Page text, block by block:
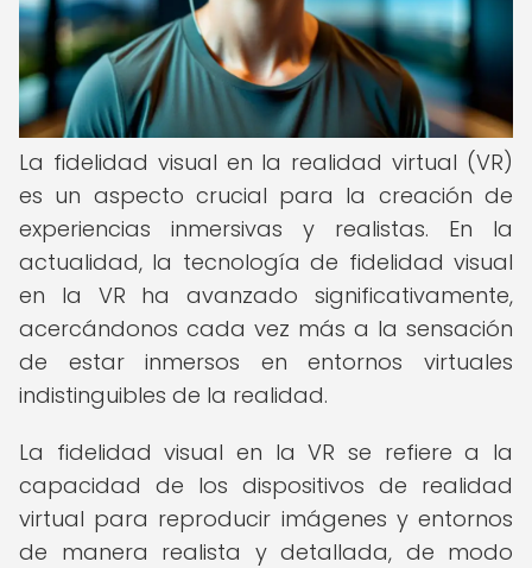
La fidelidad visual en la realidad virtual (VR)
es un aspecto crucial para la creación de
experiencias inmersivas y realistas. En la
actualidad, la tecnología de fidelidad visual
en la VR ha avanzado significativamente,
acercándonos cada vez más a la sensación
de estar inmersos en entornos virtuales
indistinguibles de la realidad.
La fidelidad visual en la VR se refiere a la
capacidad de los dispositivos de realidad
virtual para reproducir imágenes y entornos
de manera realista y detallada, de modo